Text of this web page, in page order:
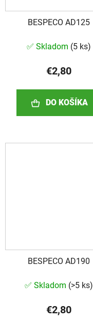
BESPECO AD125
✅ Skladom (5 ks)
€2,80
DO KOŠÍKA
BESPECO AD190
✅ Skladom (>5 ks)
€2,80